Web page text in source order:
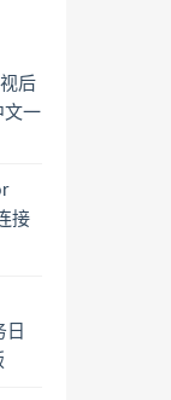
后
文一
接
日